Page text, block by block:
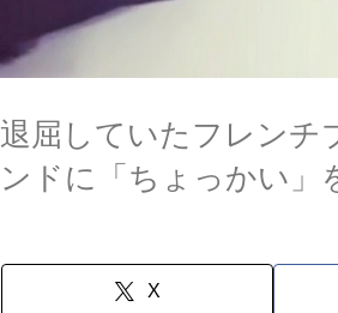
退屈していたフレンチ
ンドに「ちょっかい」
X